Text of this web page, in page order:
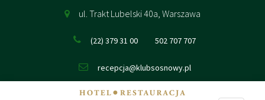
ul. Trakt Lubelski 40a, Warszawa
(22) 379 31 00 502 707 707
recepcja@klubsosnowy.pl